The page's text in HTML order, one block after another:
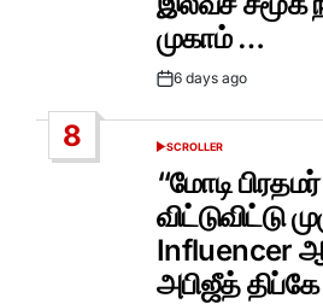
முகாம் …
Post6 days ago
8
POSTED
IN
SCROLLER
“மோடி
விட்டுவிட்டு
Influencer
அபிஜீத்